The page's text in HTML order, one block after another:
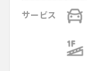
サービス